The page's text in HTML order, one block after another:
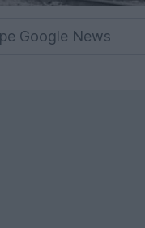
Google News